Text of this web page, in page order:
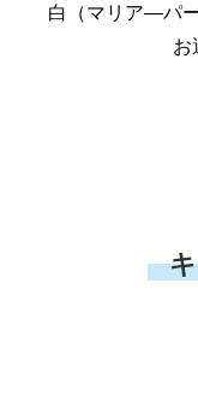
白（マリア―パ
お